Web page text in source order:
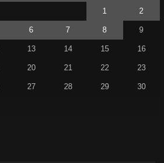
1 2
6 7 8 9
13 14 15 16
20 21 22 23
27 28 29 30